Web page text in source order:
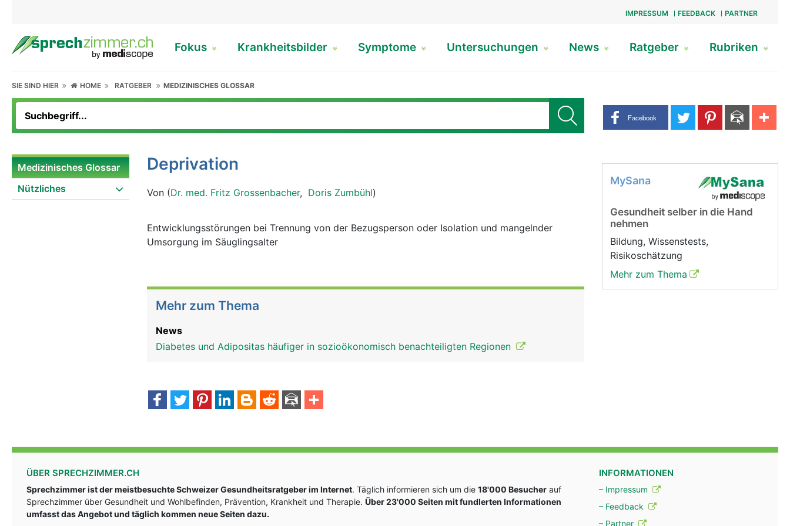
IMPRESSUM FEEDBACK PARTNER
Fokus Krankheitsbilder Symptome Untersuchungen News Ratgeber Rubriken
SIE SIND HIER HOME RATGEBER MEDIZINISCHES GLOSSAR
Share buttons
Facebook
Medizinisches Glossar
Nützliches
Deprivation
Von (Dr. med. Fritz Grossenbacher, Doris Zumbühl)
Entwicklungsstörungen bei Trennung von der Bezugsperson oder Isolation und mangelnder
Umsorgung im Säuglingsalter
Mehr zum Thema
News
Diabetes und Adipositas häufiger in sozioökonomisch benachteiligten Regionen
MySana
Gesundheit selber in die Hand
nehmen
Bildung, Wissenstests,
Risikoschätzung
Mehr zum Thema
ÜBER SPRECHZIMMER.CH
Sprechzimmer ist der meistbesuchte Schweizer Gesundheitsratgeber im Internet. Täglich informieren sich um die 18'000 Besucher auf
Sprechzimmer über Gesundheit und Wohlbefinden, Prävention, Krankheit und Therapie. Über 23'000 Seiten mit fundlerten Informationen
umfasst das Angebot und täglich kommen neue Seiten dazu.
INFORMATIONEN
– Impressum
– Feedback
– Partner